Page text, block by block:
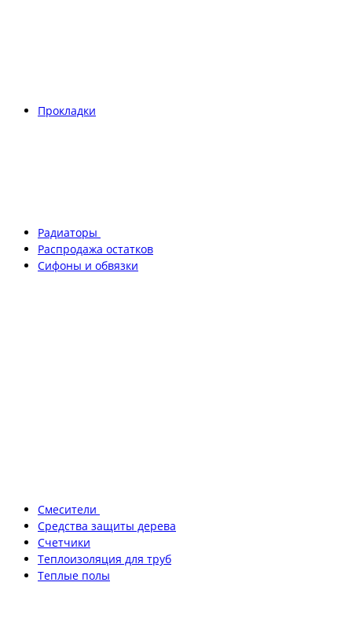
Прокладки
Радиаторы
Распродажа остатков
Сифоны и обвязки
Смесители
Средства защиты дерева
Счетчики
Теплоизоляция для труб
Теплые полы